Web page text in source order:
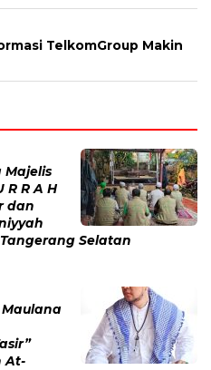
TelkomGroup Makin
Majelis
R R A H
dan
Selatan
At-